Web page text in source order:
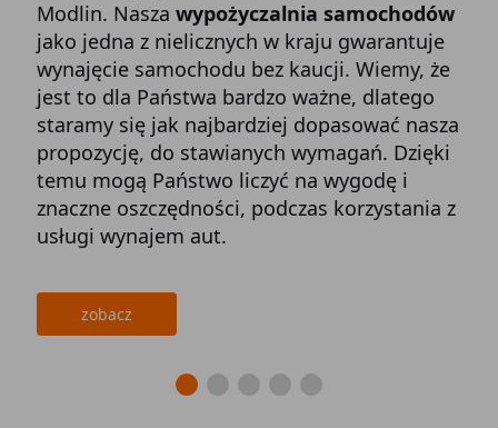
Modlin. Naszawypożyczalnia samochodów
jako jedna z nielicznych w kraju gwarantuje
wynajęcie samochodu bez kaucji. Wiemy, że
jest to dla Państwa bardzo ważne, dlatego
staramy się jak najbardziej dopasować nasza
propozycję, do stawianych wymagań. Dzięki
temu mogą Państwo liczyć na wygodę i
znaczne oszczędności, podczas korzystania z
usługi wynajem aut.
zobacz